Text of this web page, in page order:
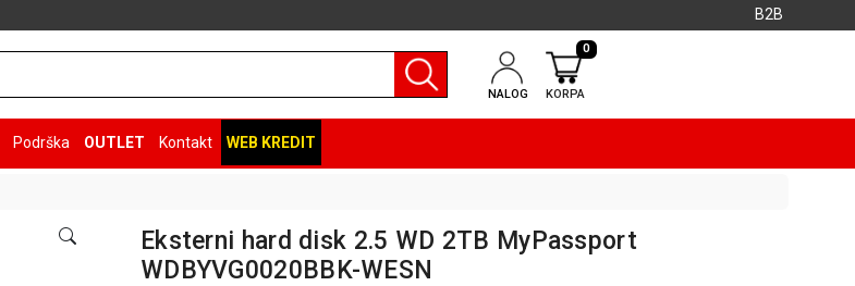
B2B
NALOG KORPA
0
Podrška OUTLET Kontakt WEB KREDIT
Eksterni hard disk 2.5 WD 2TB MyPassport
WDBYVG0020BBK-WESN